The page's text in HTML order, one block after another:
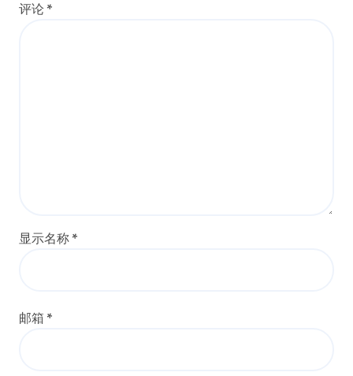
评论 *
显示名称 *
邮箱 *